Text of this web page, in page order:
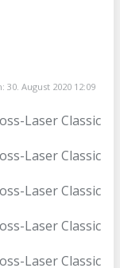
August 2020 12:09